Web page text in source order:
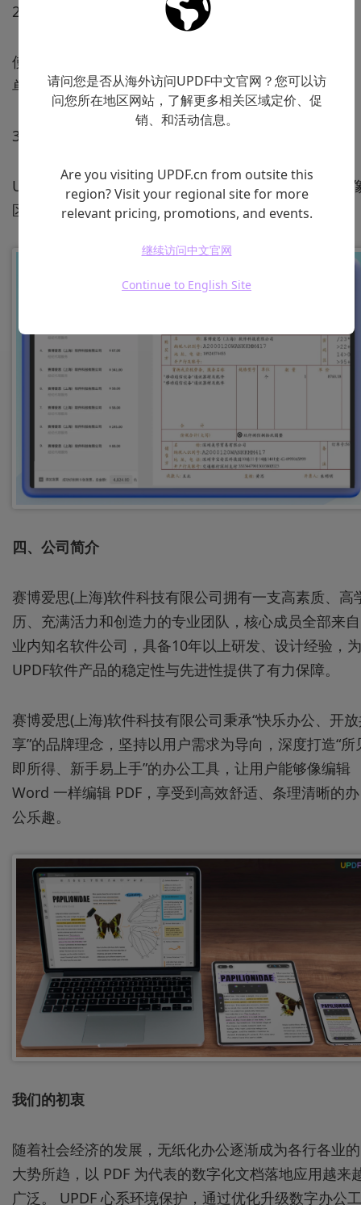
请问您是否从海外访问UPDF中文官网？您可以访
问您所在地区网站，了解更多相关区域定价、促
销、和活动信息。
Are you visiting UPDF.cn from outsite this
region? Visit your regional site for more
relevant pricing, promotions, and events.
继续访问中文官网
Continue to English Site
2、发票助手
使用UPDF可以智能识别发票信息，并且一键生成报销
单，还能自动核算报销金额。
3、PDF表单创建
UPDF支持自由创建PDF表单，有丰富的字段类型、图
区域、复选框和标签给你选择，让你表单创建更快速！
四、公司简介
赛博爱思(上海)软件科技有限公司拥有一支高素质、高
历、充满活力和创造力的专业团队，核心成员全部来自
业内知名软件公司，具备10年以上研发、设计经验，为
UPDF软件产品的稳定性与先进性提供了有力保障。
赛博爱思(上海)软件科技有限公司秉承“快乐办公、开
享”的品牌理念，坚持以用户需求为导向，深度打造“所
即所得、新手易上手”的办公工具，让用户能够像编辑
Word 一样编辑 PDF，享受到高效舒适、条理清晰的办
公乐趣。
我们的初衷
随着社会经济的发展，无纸化办公逐渐成为各行各业的
大势所趋，以 PDF 为代表的数字化文档落地应用越来
广泛。 UPDF 心系环境保护，通过优化升级数字办公工